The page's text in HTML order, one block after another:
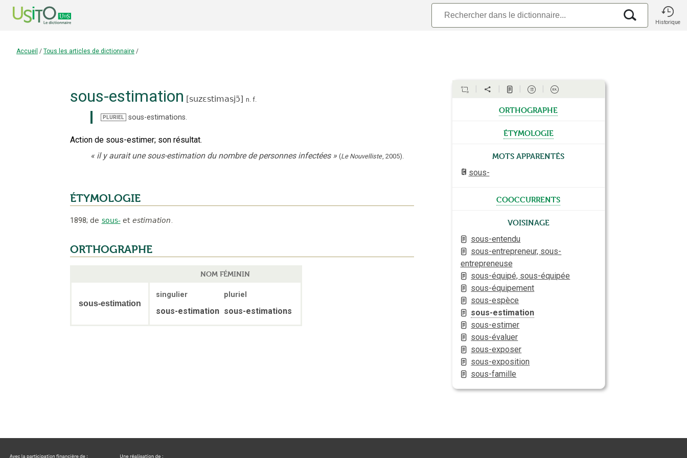
Historique
Accueil / Tous les articles de dictionnaire /
sous-estimation [suzɛstimasjɔ̃] n. f.
PLURIEL sous-estimations.
Action de sous-estimer; son résultat.
« il y aurait une sous-estimation du nombre de personnes infectées » (Le Nouvelliste, 2005).
ÉTYMOLOGIE
1898; de sous- et estimation.
ORTHOGRAPHE
NOM FÉMININ
sous-estimation
singulier pluriel
sous-estimation sous-estimations
orthographe
étymologie
Mots apparentés
sous-
cooccurrents
Voisinage
sous-entendu
sous-entrepreneur, sous-
entrepreneuse
sous-équipé, sous-équipée
sous-équipement
sous-espèce
sous-estimation
sous-estimer
sous-évaluer
sous-exposer
sous-exposition
sous-famille